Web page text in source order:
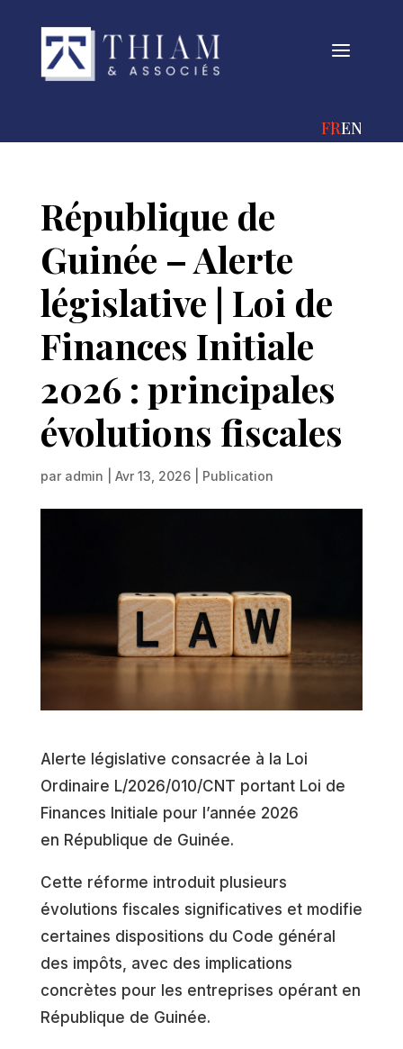
a
FRANÇAIS
République de
Guinée – Alerte
législative | Loi de
Finances Initiale
2026 : principales
évolutions fiscales
par admin Avr 13, 2026| Publication
Alerte législative consacrée à la Loi
Ordinaire L/2026/010/CNT portant Loi de
Finances Initiale pour l’année 2026
en République de Guinée.
Cette réforme introduit plusieurs
évolutions fiscales significatives et modifie
certaines dispositions du Code général
des impôts, avec des implications
concrètes pour les entreprises opérant en
République de Guinée.